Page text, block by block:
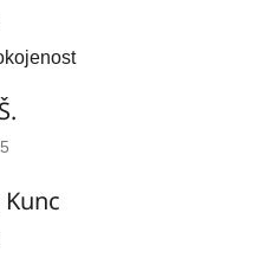
obchodu je 5 z 5 hvězdiček.
obchodu je 5 z 5 hvězdiček.
obchodu je 5 z 5 hvězdiček.